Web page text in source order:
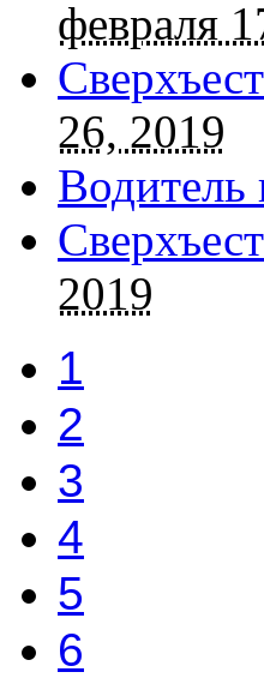
февраля
26, 2019
Водитель
2019
1
2
3
4
5
6